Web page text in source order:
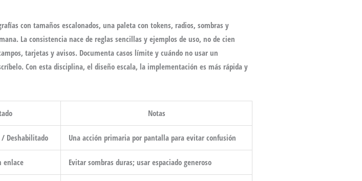
con tamaños escalonados, una paleta con tokens, radios, sombras y
La consistencia nace de reglas sencillas y ejemplos de uso, no de cien
tarjetas y avisos. Documenta casos límite y cuándo no usar un
Con esta disciplina, el diseño escala, la implementación es más rápida y
Notas
Deshabilitado Una acción primaria por pantalla para evitar confusión
enlace Evitar sombras duras; usar espaciado generoso